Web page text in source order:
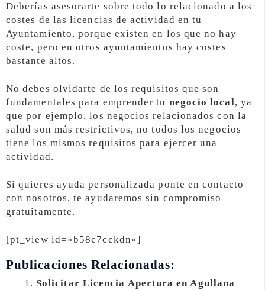
Deberías asesorarte sobre todo lo relacionado a los
costes de las licencias de actividad en tu
Ayuntamiento, porque existen en los que no hay
coste, pero en otros ayuntamientos hay costes
bastante altos.
No debes olvidarte de los requisitos que son
fundamentales para emprender tu negocio local, ya
que por ejemplo, los negocios relacionados con la
salud son más restrictivos, no todos los negocios
tiene los mismos requisitos para ejercer una
actividad.
Si quieres ayuda personalizada ponte en contacto
con nosotros, te ayudaremos sin compromiso
gratuitamente.
[pt_view id=»b58c7cckdn»]
Publicaciones Relacionadas:
Solicitar Licencia Apertura en Agullana